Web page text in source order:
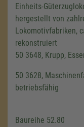
Einheits-
hergestellt von
Lokomotivfabriken,
rekonstruiert
50 3648, Krupp,
50 3628,
betriebsfähig
Baureihe 52.80